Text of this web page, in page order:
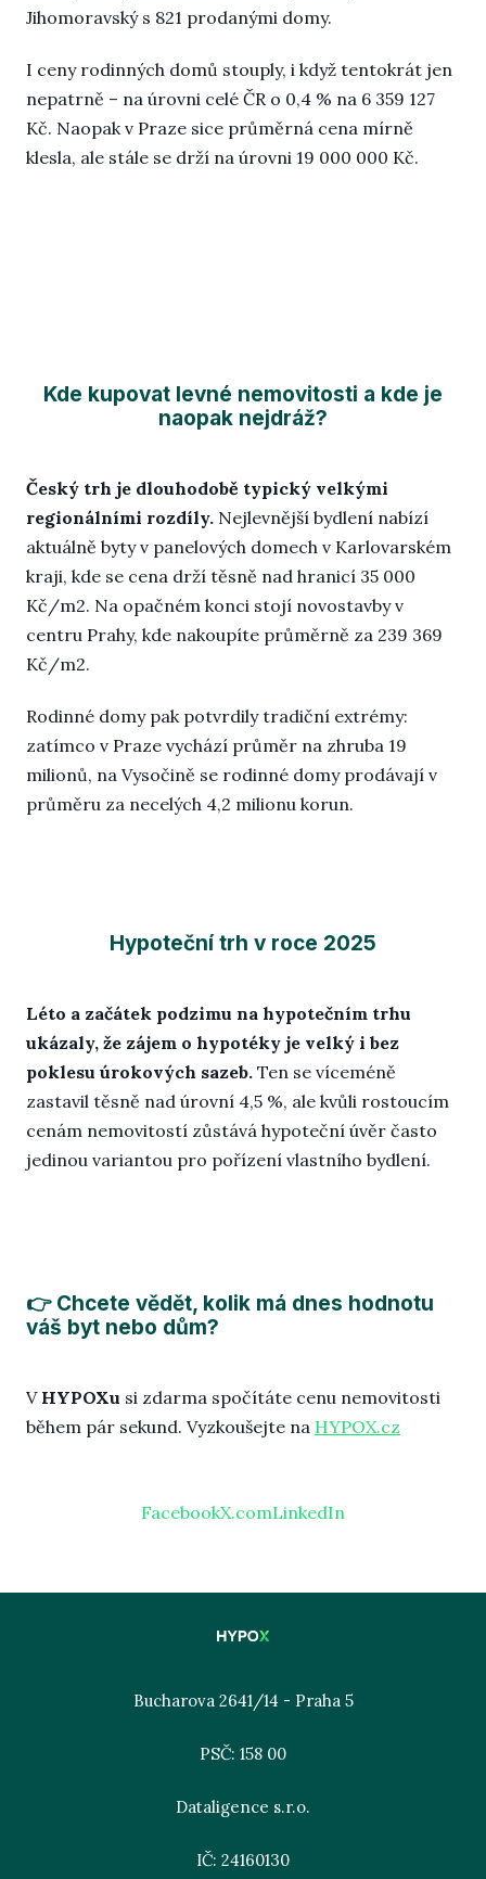
Jihomoravský s 821 prodanými domy.
I ceny rodinných domů stouply, i když tentokrát jen
nepatrně – na úrovni celé ČR o 0,4 % na 6 359 127
Kč. Naopak v Praze sice průměrná cena mírně
klesla, ale stále se drží na úrovni 19 000 000 Kč.
Kde kupovat levné nemovitosti a kde je
naopak nejdráž?
Český trh je dlouhodobě typický velkými
regionálními rozdíly. Nejlevnější bydlení nabízí
aktuálně byty v panelových domech v Karlovarském
kraji, kde se cena drží těsně nad hranicí 35 000
Kč/m2. Na opačném konci stojí novostavby v
centru Prahy, kde nakoupíte průměrně za 239 369
Kč/m2.
Rodinné domy pak potvrdily tradiční extrémy:
zatímco v Praze vychází průměr na zhruba 19
milionů, na Vysočině se rodinné domy prodávají v
průměru za necelých 4,2 milionu korun.
Hypoteční trh v roce 2025
Léto a začátek podzimu na hypotečním trhu
ukázaly, že zájem o hypotéky je velký i bez
poklesu úrokových sazeb. Ten se víceméně
zastavil těsně nad úrovní 4,5 %, ale kvůli rostoucím
cenám nemovitostí zůstává hypoteční úvěr často
jedinou variantou pro pořízení vlastního bydlení.
👉 Chcete vědět, kolik má dnes hodnotu
váš byt nebo dům?
V HYPOXu si zdarma spočítáte cenu nemovitosti
během pár sekund. Vyzkoušejte na HYPOX.cz
FacebookX.comLinkedIn
Bucharova 2641/14 - Praha 5
PSČ: 158 00
Dataligence s.r.o.
IČ: 24160130